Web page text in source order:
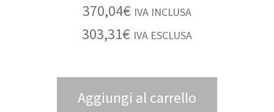
370,04€ IVA INCLUSA
303,31€ IVA ESCLUSA
Aggiungi al carrello